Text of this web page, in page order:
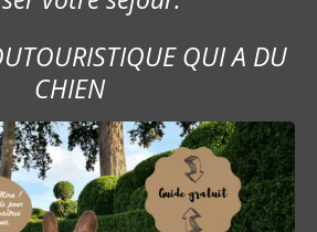
QUI A DU
CHIEN